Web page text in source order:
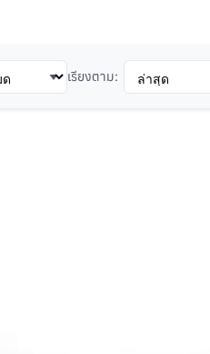
เรียงตาม: